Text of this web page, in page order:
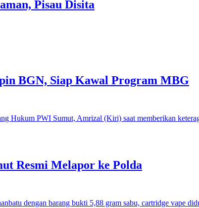
Pisau Disita
BGN, Siap Kawal Program MBG
Resmi Melapor ke Polda